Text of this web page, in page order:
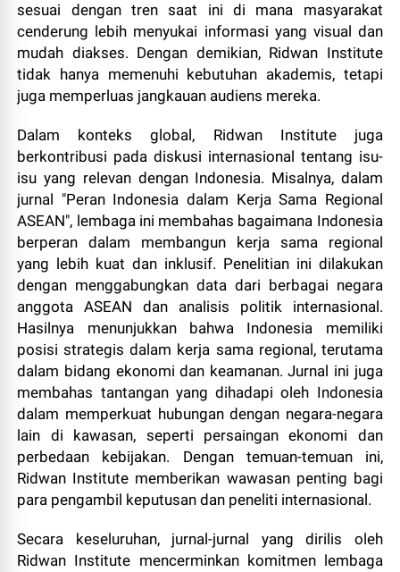
sesuai dengan tren saat ini di mana masyarakat
cenderung lebih menyukai informasi yang visual dan
mudah diakses. Dengan demikian, Ridwan Institute
tidak hanya memenuhi kebutuhan akademis, tetapi
juga memperluas jangkauan audiens mereka.
Dalam konteks global, Ridwan Institute juga
berkontribusi pada diskusi internasional tentang isu-
isu yang relevan dengan Indonesia. Misalnya, dalam
jurnal "Peran Indonesia dalam Kerja Sama Regional
ASEAN", lembaga ini membahas bagaimana Indonesia
berperan dalam membangun kerja sama regional
yang lebih kuat dan inklusif. Penelitian ini dilakukan
dengan menggabungkan data dari berbagai negara
anggota ASEAN dan analisis politik internasional.
Hasilnya menunjukkan bahwa Indonesia memiliki
posisi strategis dalam kerja sama regional, terutama
dalam bidang ekonomi dan keamanan. Jurnal ini juga
membahas tantangan yang dihadapi oleh Indonesia
dalam memperkuat hubungan dengan negara-negara
lain di kawasan, seperti persaingan ekonomi dan
perbedaan kebijakan. Dengan temuan-temuan ini,
Ridwan Institute memberikan wawasan penting bagi
para pengambil keputusan dan peneliti internasional.
Secara keseluruhan, jurnal-jurnal yang dirilis oleh
Ridwan Institute mencerminkan komitmen lembaga